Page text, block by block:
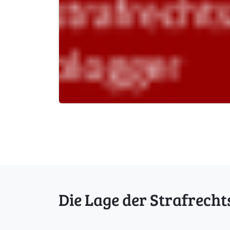
Die Lage der